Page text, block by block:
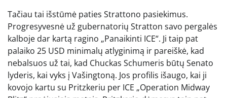
Tačiau tai išstūmė paties Strattono pasiekimus.
Progresyvesnė už gubernatorių Stratton savo pergalės
kalboje dar kartą ragino „Panaikinti ICE“. Ji taip pat
palaiko 25 USD minimalų atlyginimą ir pareiškė, kad
nebalsuos už tai, kad Chuckas Schumeris būtų Senato
lyderis, kai vyks į Vašingtoną. Jos profilis išaugo, kai ji
kovojo kartu su Pritzkeriu per ICE „Operation Midway